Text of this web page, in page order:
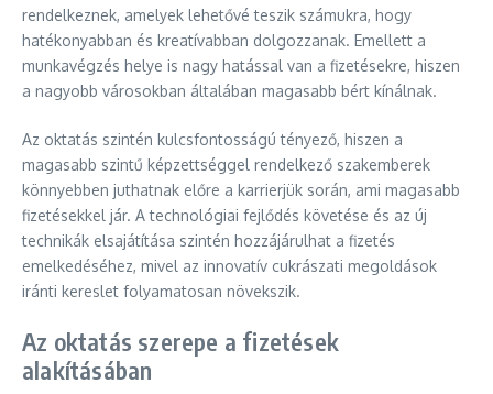
rendelkeznek, amelyek lehetővé teszik számukra, hogy
hatékonyabban és kreatívabban dolgozzanak. Emellett a
munkavégzés helye is nagy hatással van a fizetésekre, hiszen
a nagyobb városokban általában magasabb bért kínálnak.
Az oktatás szintén kulcsfontosságú tényező, hiszen a
magasabb szintű képzettséggel rendelkező szakemberek
könnyebben juthatnak előre a karrierjük során, ami magasabb
fizetésekkel jár. A technológiai fejlődés követése és az új
technikák elsajátítása szintén hozzájárulhat a fizetés
emelkedéséhez, mivel az innovatív cukrászati megoldások
iránti kereslet folyamatosan növekszik.
Az oktatás szerepe a fizetések
alakításában